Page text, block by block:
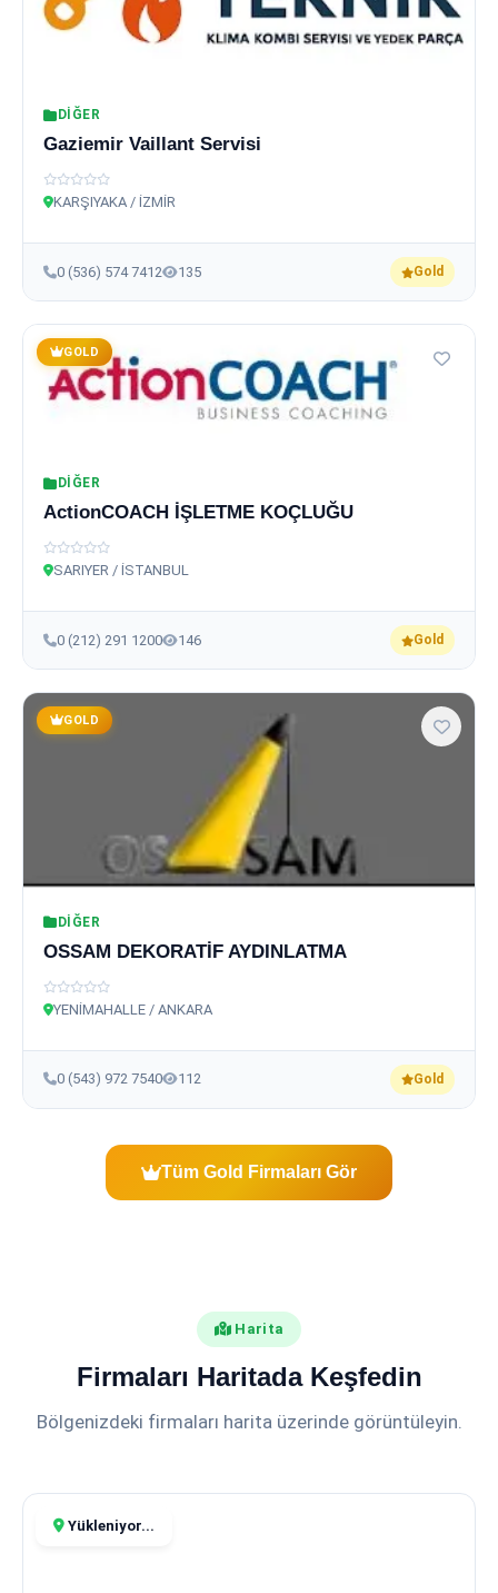
DIĞER
Gaziemir Vaillant Servisi
KARŞIYAKA / İZMİR
0 (536) 574 7412 135 Gold
GOLD
DIĞER
ActionCOACH İŞLETME KOÇLUĞU
SARIYER / İSTANBUL
0 (212) 291 1200 146 Gold
GOLD
DIĞER
OSSAM DEKORATİF AYDINLATMA
YENİMAHALLE / ANKARA
0 (543) 972 7540 112 Gold
Tüm Gold Firmaları Gör
Harita
Firmaları Haritada Keşfedin
Bölgenizdeki firmaları harita üzerinde görüntüleyin.
Yükleniyor...